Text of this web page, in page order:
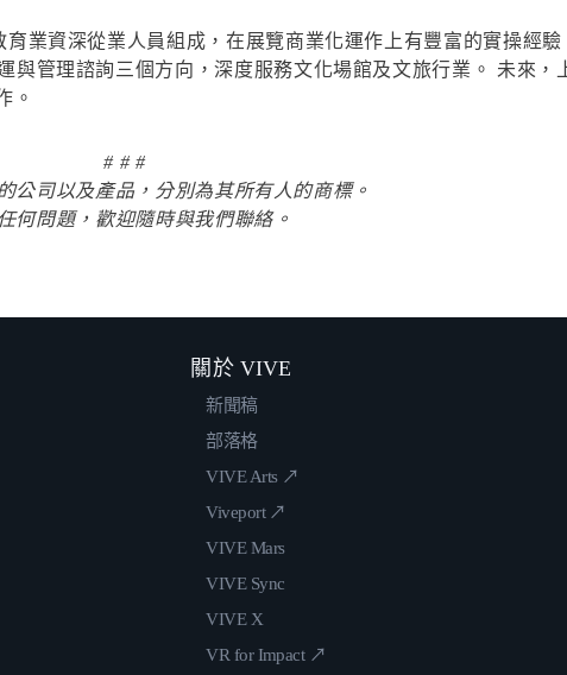
業資深從業人員組成，在展覽商業化運作上有豐富的實操經
管理諮詢三個方向，深度服務文化場館及文旅行業。 未來，
。
# # #
公司以及產品，分別為其所有人的商標。
何問題，歡迎隨時與我們聯絡。
關於 VIVE
新聞稿
部落格
VIVE Arts ↗
Viveport ↗
VIVE Mars
VIVE Sync
VIVE X
VR for Impact ↗